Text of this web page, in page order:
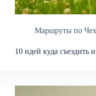
Маршруты по
10 идей куда съездить